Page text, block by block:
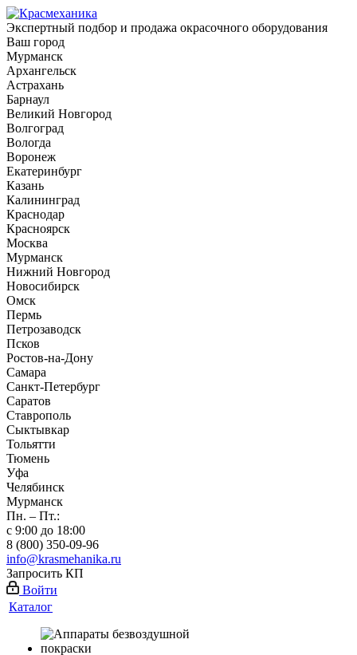
Экспертный подбор и продажа окрасочного оборудования
Ваш город
Мурманск
Архангельск
Астрахань
Барнаул
Великий Новгород
Волгоград
Вологда
Воронеж
Екатеринбург
Казань
Калининград
Краснодар
Красноярск
Москва
Мурманск
Нижний Новгород
Новосибирск
Омск
Пермь
Петрозаводск
Псков
Ростов-на-Дону
Самара
Санкт-Петербург
Саратов
Ставрополь
Сыктывкар
Тольятти
Тюмень
Уфа
Челябинск
Мурманск
Пн. – Пт.:
с 9:00 до 18:00
8 (800) 350-09-96
info@krasmehanika.ru
Запросить КП
Войти
Каталог